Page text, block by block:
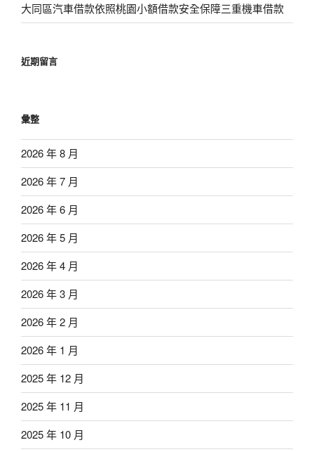
大同區汽車借款依照桃園小額借款安全保障三重機車借款
近期留言
彙整
2026 年 8 月
2026 年 7 月
2026 年 6 月
2026 年 5 月
2026 年 4 月
2026 年 3 月
2026 年 2 月
2026 年 1 月
2025 年 12 月
2025 年 11 月
2025 年 10 月